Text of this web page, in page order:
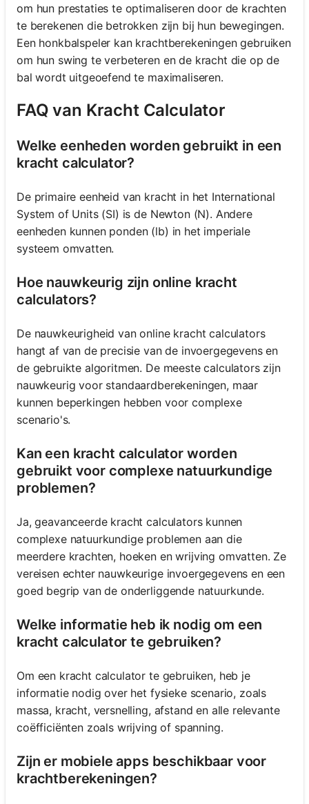
om hun prestaties te optimaliseren door de krachten
te berekenen die betrokken zijn bij hun bewegingen.
Een honkbalspeler kan krachtberekeningen gebruiken
om hun swing te verbeteren en de kracht die op de
bal wordt uitgeoefend te maximaliseren.
FAQ van Kracht Calculator
Welke eenheden worden gebruikt in een
kracht calculator?
De primaire eenheid van kracht in het International
System of Units (SI) is de Newton (N). Andere
eenheden kunnen ponden (lb) in het imperiale
systeem omvatten.
Hoe nauwkeurig zijn online kracht
calculators?
De nauwkeurigheid van online kracht calculators
hangt af van de precisie van de invoergegevens en
de gebruikte algoritmen. De meeste calculators zijn
nauwkeurig voor standaardberekeningen, maar
kunnen beperkingen hebben voor complexe
scenario's.
Kan een kracht calculator worden
gebruikt voor complexe natuurkundige
problemen?
Ja, geavanceerde kracht calculators kunnen
complexe natuurkundige problemen aan die
meerdere krachten, hoeken en wrijving omvatten. Ze
vereisen echter nauwkeurige invoergegevens en een
goed begrip van de onderliggende natuurkunde.
Welke informatie heb ik nodig om een
kracht calculator te gebruiken?
Om een kracht calculator te gebruiken, heb je
informatie nodig over het fysieke scenario, zoals
massa, kracht, versnelling, afstand en alle relevante
coëfficiënten zoals wrijving of spanning.
Zijn er mobiele apps beschikbaar voor
krachtberekeningen?